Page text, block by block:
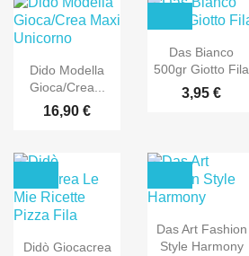
Dido Modella
Gioca/Crea...
16,90 €
Das Bianco
500gr Giotto Fila
3,95 €
Didò Giocacrea
Das Art Fashion
Style Harmony